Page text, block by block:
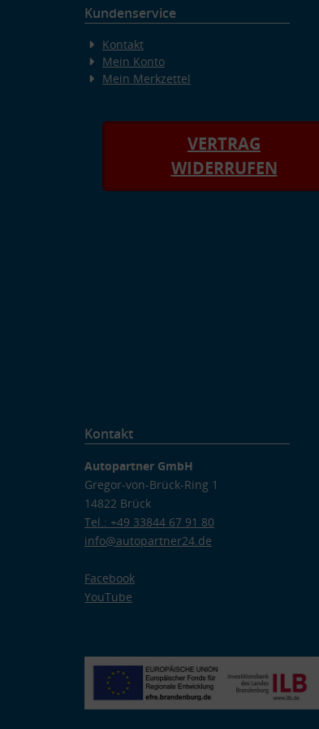
Kundenservice
Kontakt
Mein Konto
Mein Merkzettel
VERTRAG
WIDERRUFEN
Kontakt
Autopartner GmbH
Gregor-von-Brück-Ring 1
14822 Brück
Tel.: +49 33844 67 91 80
info@autopartner24.de
Facebook
YouTube